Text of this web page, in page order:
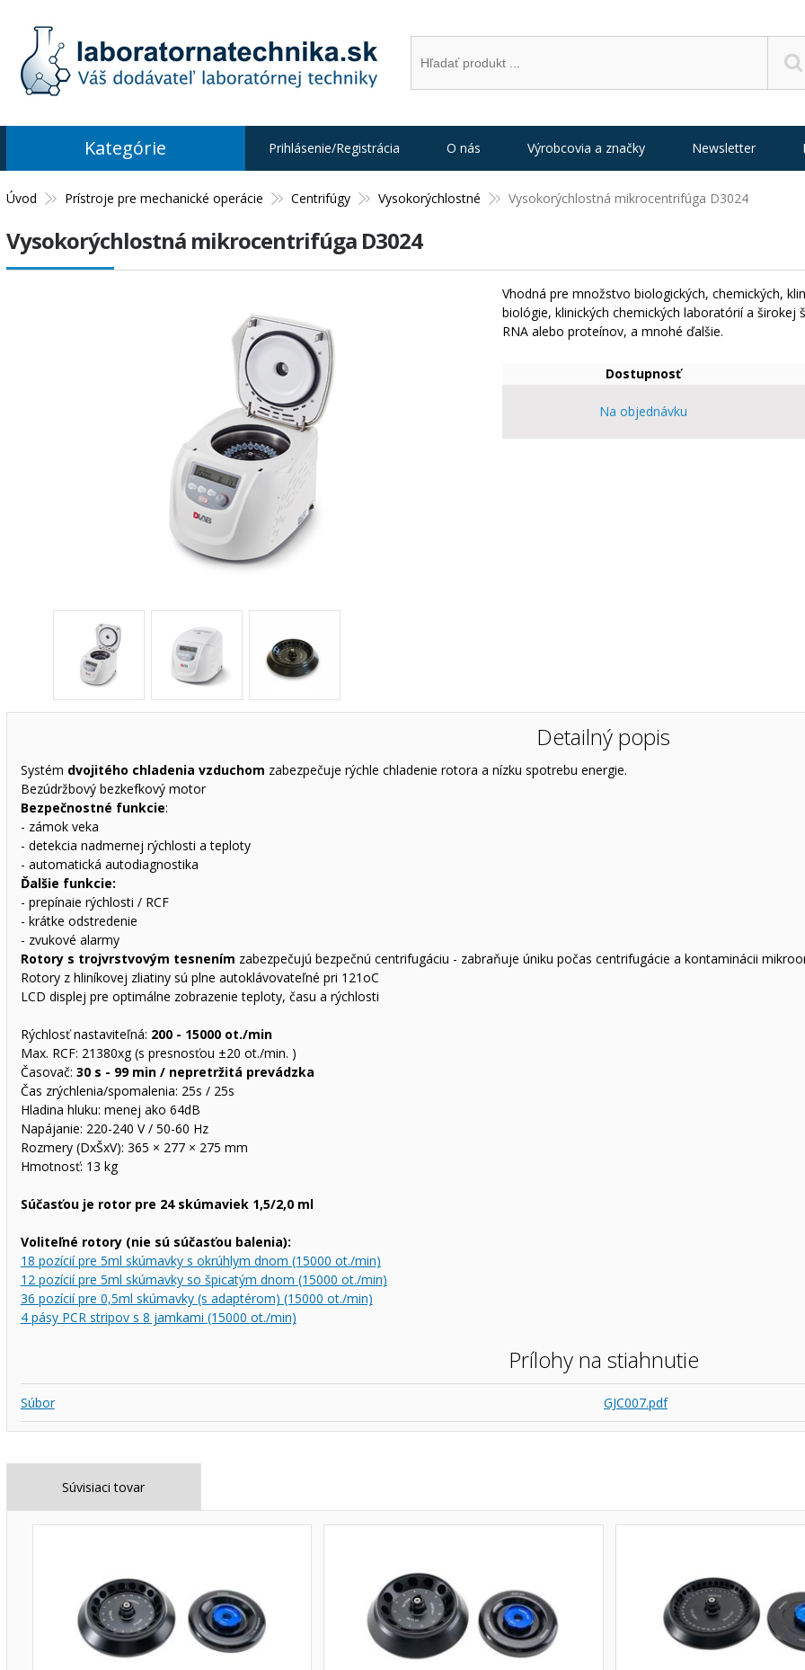
Úvod Prístroje pre mechanické operácie Centrifúgy Vysokorýchlostné Vysokorýchlostná mikrocentrifúga D3024
Vysokorýchlostná mikrocentrifúga D3024
Vhodná pre množstvo biologických, chemických,
biológie, klinických chemických laboratórií a širokej
RNA alebo proteínov, a mnohé ďalšie.
Dostupnosť
Na objednávku
Detailný popis
Systém dvojitého chladenia vzduchom zabezpečuje rýchle chladenie rotora a nízku spotrebu energie.
Bezúdržbový bezkefkový motor
Bezpečnostné funkcie:
- zámok veka
- detekcia nadmernej rýchlosti a teploty
- automatická autodiagnostika
Ďalšie funkcie:
- prepínaie rýchlosti / RCF
- krátke odstredenie
- zvukové alarmy
Rotory s trojvrstvovým tesnením zabezpečujú bezpečnú centrifugáciu - zabraňuje úniku počas centrifugácie a kontaminácii
Rotory z hliníkovej zliatiny sú plne autoklávovateľné pri 121oC
LCD displej pre optimálne zobrazenie teploty, času a rýchlosti
Rýchlosť nastaviteľná: 200 - 15000 ot./min
Max. RCF: 21380xg (s presnosťou ±20 ot./min. )
Časovač: 30 s - 99 min / nepretržitá prevádzka
Čas zrýchlenia/spomalenia: 25s / 25s
Hladina hluku: menej ako 64dB
Napájanie: 220-240 V / 50-60 Hz
Rozmery (DxŠxV): 365 × 277 × 275 mm
Hmotnosť: 13 kg
Súčasťou je rotor pre 24 skúmaviek 1,5/2,0 ml
Voliteľné rotory (nie sú súčasťou balenia):
18 pozícií pre 5ml skúmavky s okrúhlym dnom (15000 ot./min)
12 pozícií pre 5ml skúmavky so špicatým dnom (15000 ot./min)
36 pozícií pre 0,5ml skúmavky (s adaptérom) (15000 ot./min)
4 pásy PCR stripov s 8 jamkami (15000 ot./min)
Prílohy na stiahnutie
Súbor GJC007.pdf
Súvisiaci tovar
Kategórie Prihlásenie/Registrácia O nás Výrobcovia a značky Newsletter